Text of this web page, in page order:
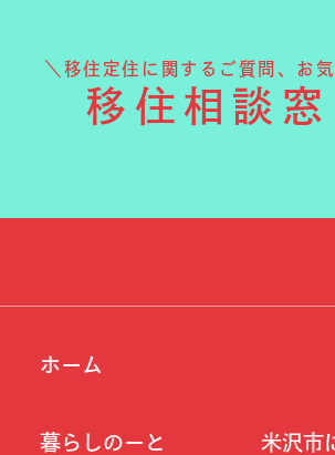
＼移住定住に関するご質問、お
移住相談窓
ホーム
暮らしのーと 米沢市